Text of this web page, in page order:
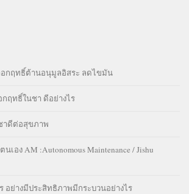
อกฤทธิ์ต้านอนุมูลอิสระ ลดไขมัน
กฤทธิ์ในชา ดีอย่างไร
าดีต่อสุขภาพ
เอง AM :Autonomous Maintenance / Jishu
อย่างมีประสิทธิภาพมีกระบวนอย่างไร